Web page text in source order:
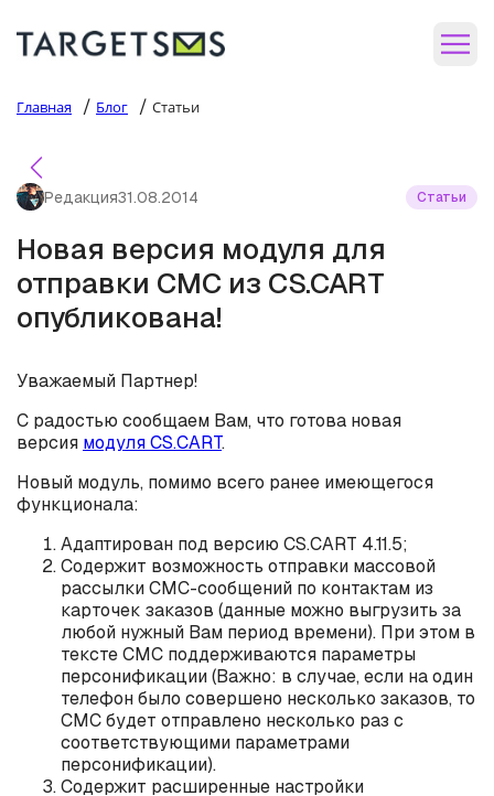
Главная / Блог / Статьи
Редакция31.08.2014 Статьи
Новая версия модуля для
отправки СМС из CS.CART
опубликована!
Уважаемый Партнер!
С радостью сообщаем Вам, что готова новая
версия модуля CS.CART.
Новый модуль, помимо всего ранее имеющегося
функционала:
Адаптирован под версию CS.CART 4.11.5;
Содержит возможность отправки массовой
рассылки СМС-сообщений по контактам из
карточек заказов (данные можно выгрузить за
любой нужный Вам период времени). При этом в
тексте СМС поддерживаются параметры
персонификации (Важно: в случае, если на один
телефон было совершено несколько заказов, то
СМС будет отправлено несколько раз с
соответствующими параметрами
персонификации).
Содержит расширенные настройки